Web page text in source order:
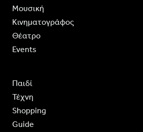
Moυσική
Κινηματογράφος
Θέατρο
Events
Παιδί
Τέχνη
Shopping
Guide